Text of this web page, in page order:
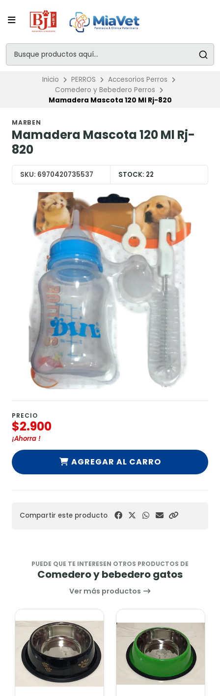
Inicio PERROS
Accesorios Perros
Comedero y Bebedero Perros
Mamadera Mascota 120 Ml Rj-820
MARBEN
Mamadera Mascota 120 Ml Rj-
820
SKU: 6970420735537 STOCK: 22
PRECIO
$2.900
¡Ahorra !
AGREGAR AL CARRO
Compartir este producto
PUEDE QUE TE INTERESEN OTROS PRODUCTOS DE
Comedero y bebedero gatos
Ver más productos